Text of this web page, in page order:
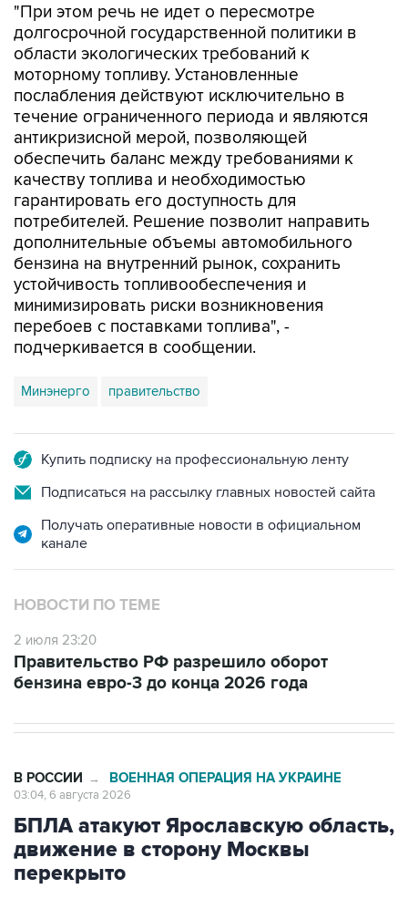
"При этом речь не идет о пересмотре
долгосрочной государственной политики в
области экологических требований к
моторному топливу. Установленные
послабления действуют исключительно в
течение ограниченного периода и являются
антикризисной мерой, позволяющей
обеспечить баланс между требованиями к
качеству топлива и необходимостью
гарантировать его доступность для
потребителей. Решение позволит направить
дополнительные объемы автомобильного
бензина на внутренний рынок, сохранить
устойчивость топливообеспечения и
минимизировать риски возникновения
перебоев с поставками топлива", -
подчеркивается в сообщении.
Минэнерго правительство
Купить подписку на профессиональную ленту
Подписаться на рассылку главных новостей сайта
Получать оперативные новости в официальном
канале
НОВОСТИ ПО ТЕМЕ
2 июля 23:20
Правительство РФ разрешило оборот
бензина евро-3 до конца 2026 года
В РОССИИ → ВОЕННАЯ ОПЕРАЦИЯ НА УКРАИНЕ
03:04, 6 августа 2026
БПЛА атакуют Ярославскую область,
движение в сторону Москвы
перекрыто